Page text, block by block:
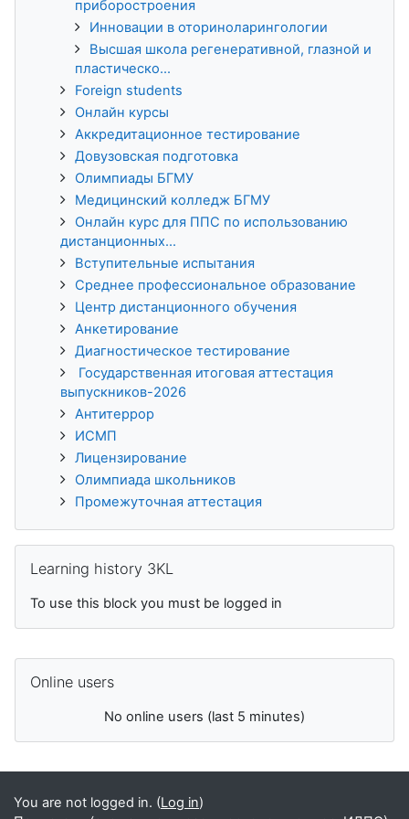
приборостроения
Инновации в оториноларингологии
Высшая школа регенеративной, глазной и
пластическо...
Foreign students
Онлайн курсы
Аккредитационное тестирование
Довузовская подготовка
Олимпиады БГМУ
Медицинский колледж БГМУ
Онлайн курс для ППС по использованию
дистанционных...
Вступительные испытания
Среднее профессиональное образование
Центр дистанционного обучения
Анкетирование
Диагностическое тестирование
Государственная итоговая аттестация
выпускников-2026
Антитеррор
ИСМП
Лицензирование
Олимпиада школьников
Промежуточная аттестация
Learning history 3KL
To use this block you must be logged in
Online users
No online users (last 5 minutes)
You are not logged in. (Log in)